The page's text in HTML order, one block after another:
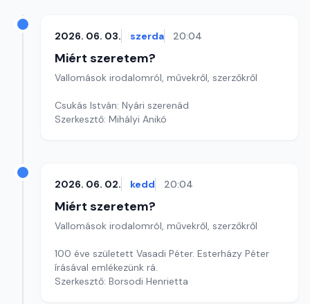
2026. 06. 03. szerda 20:04
Miért szeretem?
Vallomások irodalomról, művekről, szerzőkről
Csukás István: Nyári szerenád
Szerkesztő: Mihályi Anikó
2026. 06. 02. kedd 20:04
Miért szeretem?
Vallomások irodalomról, művekről, szerzőkről
100 éve született Vasadi Péter. Esterházy Péter
írásával emlékezünk rá.
Szerkesztő: Borsodi Henrietta